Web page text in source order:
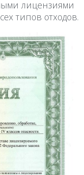
лицензиями
типов отходов.